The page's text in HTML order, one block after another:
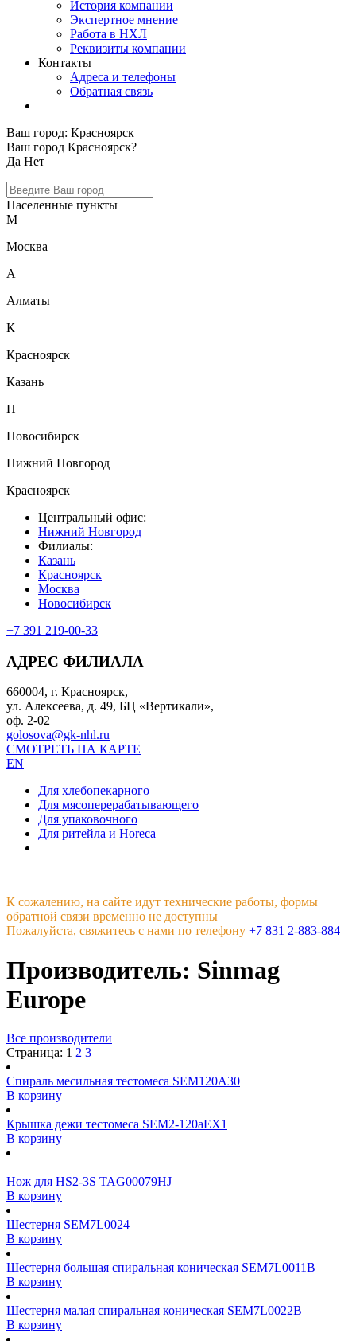
История компании
Экспертное мнение
Работа в НХЛ
Реквизиты компании
Контакты
Адреса и телефоны
Обратная связь
Ваш город: Красноярск
Ваш город Красноярск?
Да Нет
Населенные пункты
М
Москва
А
Алматы
К
Красноярск
Казань
Н
Новосибирск
Нижний Новгород
Красноярск
Центральный офис:
Нижний Новгород
Филиалы:
Казань
Красноярск
Москва
Новосибирск
+7 391 219-00-33
АДРЕС ФИЛИАЛА
660004, г. Красноярск,
ул. Алексеева, д. 49, БЦ «Вертикали»,
оф. 2-02
golosova@gk-nhl.ru
СМОТРЕТЬ НА КАРТЕ
EN
Для хлебопекарного
Для мясоперерабатывающего
Для упаковочного
Для ритейла и Horeca
К сожалению, на сайте идут технические работы, формы
обратной связи временно не доступны
Пожалуйста, свяжитесь с нами по телефону +7 831 2-883-884
Производитель: Sinmag
Europe
Все производители
Страница: 1 2 3
Спираль месильная тестомеса SEM120A30
В корзину
Крышка дежи тестомеса SEM2-120aEX1
В корзину
Нож для HS2-3S TAG00079HJ
В корзину
Шестерня SEM7L0024
В корзину
Шестерня большая спиральная коническая SEM7L0011B
В корзину
Шестерня малая спиральная коническая SEM7L0022B
В корзину